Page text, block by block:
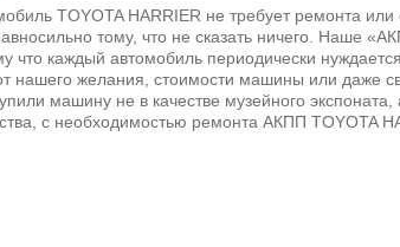
TOYOTA HARRIER не требует ремонта
тому, что не сказать ничего. Наше
что каждый автомобиль периодически
нашего желания, стоимости машины или даже
машину не в качестве музейного экспоната,
с необходимостью ремонта АКПП TOYOTA